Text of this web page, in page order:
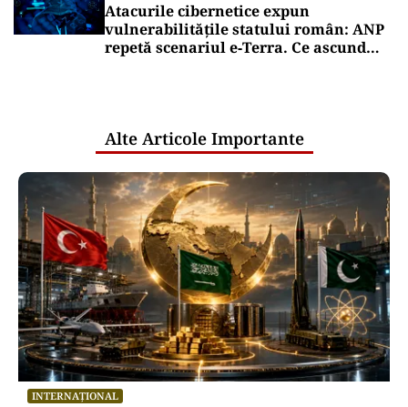
Atacurile cibernetice expun
vulnerabilitățile statului român: ANP
repetă scenariul e‑Terra. Ce ascund
Alte Articole Importante
INTERNAȚIONAL